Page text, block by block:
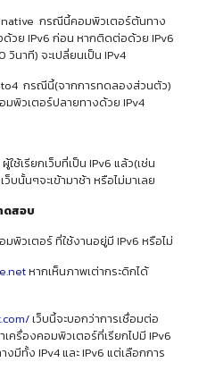
native กรณีนี้คอมพิวเตอร์ต้นทาง
วย IPv6 ก่อน หากติดต่อด้วย IPv6
นาที) จะเปลี่ยนเป็น IPv4
กรณีนี้(จากการทดลองส่วนตัว)
พิวเตอร์ปลายทางด้วย IPv4
เรียกเว็บที่เป็น IPv6 แล้ว(เช่น
นั้นๆจะเข้ามาช้า หรือไม่มาเลย
ดสอบ
พิวเตอร์ ที่ใช้งานอยู่มี IPv6 หรือไม่
หากเห็นภาพเต่ากระดิกได้
เว็บนี้จะบอกว่าการเชื่อมต่อ
ครื่องคอมพิวเตอร์ที่เรียกไปมี IPv6
มีทั้ง IPv4 และ IPv6 แต่เลือกการ